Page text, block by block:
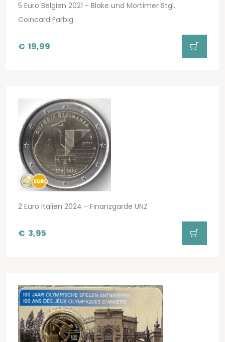
5 Euro Belgien 2021 - Blake und Mortimer Stgl.
Coincard Farbig
€ 19,99
2 Euro Italien 2024 - Finanzgarde UNZ
€ 3,95